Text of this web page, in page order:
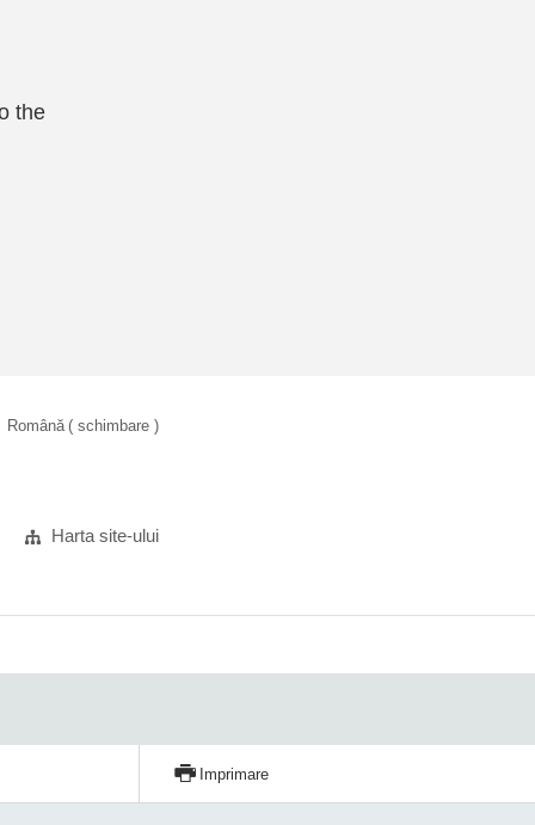
the
Română ( schimbare )
Harta site-ului
Imprimare